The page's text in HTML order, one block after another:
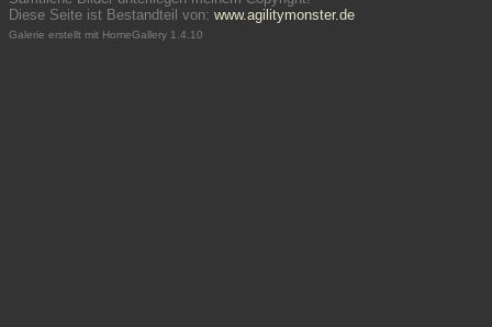
Diese Seite ist Bestandteil von: www.agilitymonster.de
Galerie erstellt mit HomeGallery 1.4.10